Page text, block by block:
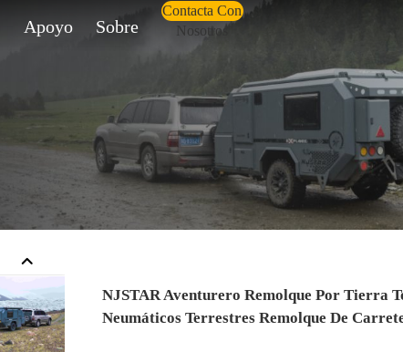
Apoyo Sobre
Contacta Con
Nosotros
NJSTAR Aventurero Remolque Por Tierra
Neumáticos Terrestres Remolque De